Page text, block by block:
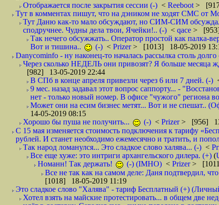
Отображается после закрытия сессии (-) < Reeboot >
Тут в комментах пишут, что на дэником не ходят СМС от
Тут Даню как-то мало обсуждают, но СИМ-СИМ
сподручнее. Чудны дела твои, Ячейки!.. (-) < qace > [953]
Так нечего обсужжать.. Оператор простой как палка-
Вот и тишина..
(-) < Prizer> [1013] 18-05-2019
Danycominfo - ну наконец-то началась рассылка столь
Через сколько НЕДЕЛЬ они привозят? Я больше месяца
[982] 13-05-2019 22:44
В СПб в конце апреля привезли через 6 или 7 дней. (-)
9 мес. назад задавал этот вопрос саппорту... -
нет - только новый номер. В офисе "чужого" региона
Может они на есим бизнес метят... Вот и не спешат..
14-05-2019 08:15
Хорошо бы пуша не получить...
(-) < Prizer> [956]
С 15 мая изменяется стоимость подключения к тарифу
рублей. И станет необходимо ежемесячно и тратить, и
Так народ ломанулся... Это сладкое слово халява... (-) <
Все еще хуже: это интриги архангельского дилера. (+) (
Номанн! Так держать!
(-) (IMHO) < Prizer>
Все не так как на самом деле: Даня подтвердил,
[1018] 18-05-2019 11:19
Это сладкое слово "Халява" - тариф Бесплатный (+)
Хотел взять на майские протестировать... в общем две